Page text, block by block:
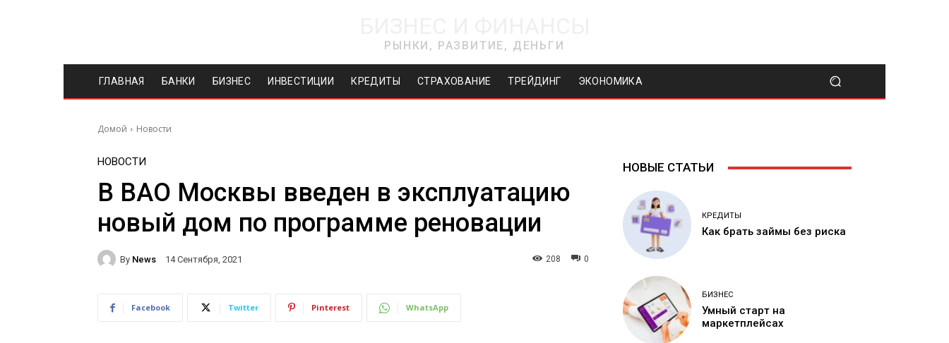
РЫНКИ, РАЗВИТИЕ, ДЕНЬГИ
ГЛАВНАЯ БАНКИ БИЗНЕС ИНВЕСТИЦИИ КРЕДИТЫ СТРАХОВАНИЕ ТРЕЙДИНГ ЭКОНОМИКА
Домой Новости
НОВОСТИ
В ВАО Москвы введен в эксплуатацию
новый дом по программе реновации
By News 14 Сентября, 2021 0
208
Facebook Twitter Pinterest WhatsApp
НОВЫЕ СТАТЬИ
КРЕДИТЫ
Как брать займы без риска
БИЗНЕС
Умный старт на
маркетплейсах